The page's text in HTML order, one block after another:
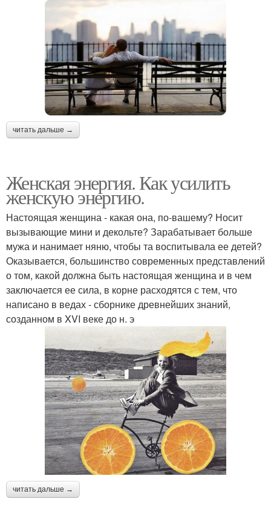
читать дальше →
Женская энергия. Как усилить
женскую энергию.
Настоящая женщина - какая она, по-вашему? Носит
вызывающие мини и декольте? Зарабатывает больше
мужа и нанимает няню, чтобы та воспитывала ее детей?
Оказывается, большинство современных представлений
о том, какой должна быть настоящая женщина и в чем
заключается ее сила, в корне расходятся с тем, что
написано в ведах - сборнике древнейших знаний,
созданном в XVI веке до н. э
читать дальше →